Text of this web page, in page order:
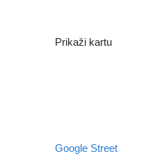
Prikaži kartu
Google Street